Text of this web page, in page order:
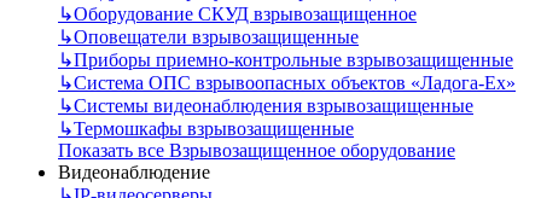
↳Оборудование СКУД взрывозащищенное
↳Оповещатели взрывозащищенные
↳Приборы приемно-контрольные взрывозащищенные
↳Система ОПС взрывоопасных объектов «Ладога-Ex»
↳Системы видеонаблюдения взрывозащищенные
↳Термошкафы взрывозащищенные
Показать все Взрывозащищенное оборудование
Видеонаблюдение